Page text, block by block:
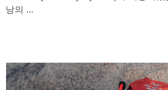
낭의 ...